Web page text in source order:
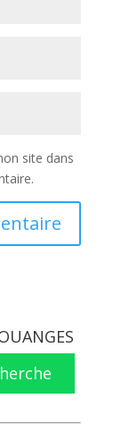
site dans